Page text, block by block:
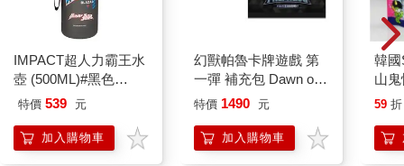
這款《The Earth》的遊戲世界裡，花了一百年都幹了些什麼。然
後，這一百年的「表現」會決定我們下一次登入遊戲時可以抽中
頂配角色的機率。這就不是傳說中的輪迴嗎？
當然可以大開腦洞地繼續想下去，但或許「真相」並不那麼重
可能就是款遊戲，你還會願意繼續現在的生活模式嗎？日復一日
的工作、社交、不知所謂的忙活？轉念之間，你的人生「目的」
IMPACT超人力霸王水
壺 (500ML)#黑色
IMUTB01BK
特價 539 元
加入購物車
幻獸帕魯卡牌遊戲 第
一彈 補充包 Dawn of
Palpagos（日文版一
特價 1490 元
加入購物車
韓
山
450
59 折